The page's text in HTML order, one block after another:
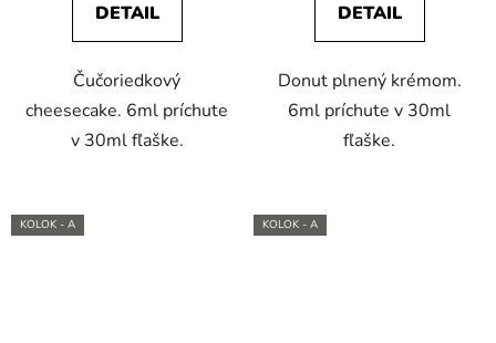
DETAIL
Čučoriedkový
cheesecake. 6ml príchute
v 30ml fľaške.
DETAIL
Donut plnený krémom.
6ml príchute v 30ml
fľaške.
KOLOK - A KOLOK - A